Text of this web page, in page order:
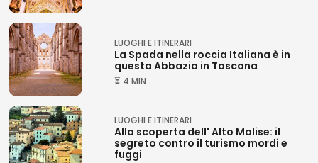
LUOGHI E ITINERARI
La Spada nella roccia Italiana è in
questa Abbazia in Toscana
⏳ 4 MIN
LUOGHI E ITINERARI
Alla scoperta dell' Alto Molise: il
segreto contro il turismo mordi e
fuggi